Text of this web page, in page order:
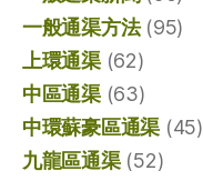
一般通渠方法(95)
上環通渠(62)
中區通渠(63)
中環蘇豪區通渠 (45)
九龍區通渠(52)